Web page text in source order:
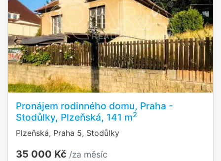
Pronájem rodinného domu, Praha -
Stodůlky, Plzeňská, 141 m2
Plzeňská, Praha 5, Stodůlky
35 000 Kč /za měsíc